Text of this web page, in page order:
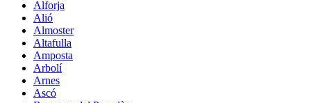
Alforja
Alió
Almoster
Altafulla
Amposta
Arbolí
Arnes
Ascó